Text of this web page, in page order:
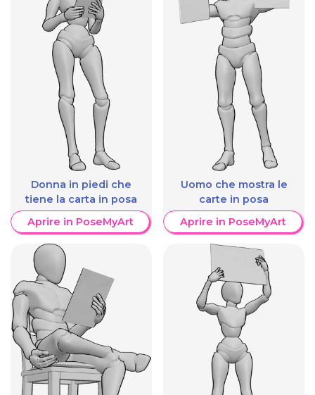
Donna in piedi che
tiene la carta in posa
Aprire in PoseMyArt
Uomo che mostra le
carte in posa
Aprire in PoseMyArt